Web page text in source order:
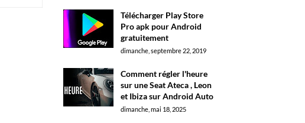
Télécharger Play Store
Pro apk pour Android
gratuitement
dimanche, septembre 22, 2019
Comment régler l'heure
sur une Seat Ateca , Leon
et Ibiza sur Android Auto
dimanche, mai 18, 2025